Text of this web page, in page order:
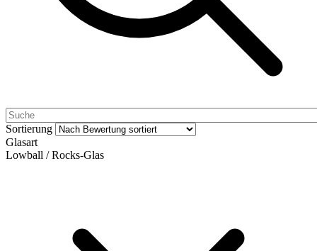
Sortierung
Glasart
Lowball / Rocks-Glas